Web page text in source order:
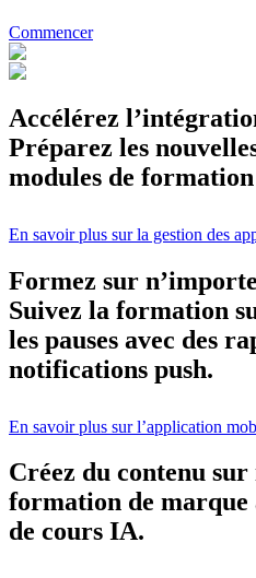
Commencer
Accélérez
Préparez les
modules de
En savoir plus sur la gestion des
Formez sur
Suivez la formation
les pauses avec des
notifications push.
En savoir plus sur l’application
Créez du contenu sur
formation de
de cours IA.